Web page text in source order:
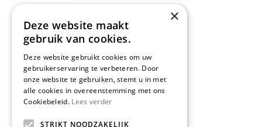
Routebeschrijving
Schrijf een recensie
×
Deze website maakt
gebruik van cookies.
Deze website gebruikt cookies om uw
gebruikerservaring te verbeteren. Door
onze website te gebruiken, stemt u in met
alle cookies in overeenstemming met ons
Cookiebeleid. Lees verder
STRIKT NOODZAKELIJK